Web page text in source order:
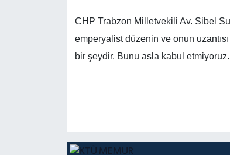
CHP Trabzon Milletvekili Av. Sibel
emperyalist düzenin ve onun
bir şeydir. Bunu asla kabul